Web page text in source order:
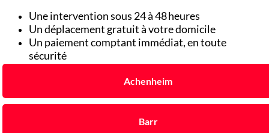
Une intervention sous 24 à 48 heures
Un déplacement gratuit à votre domicile
Un paiement comptant immédiat, en toute
sécurité
Achenheim
Barr